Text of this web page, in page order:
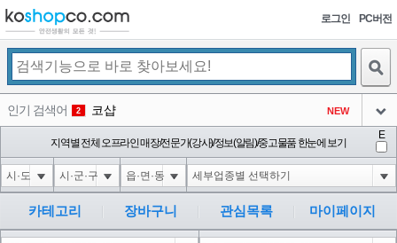
로그인 PC버전
인기 검색어 2 코샵 NEW
3 익스
아이콘
4 미끄럼방지
아이콘
5 대성설렁탕
아이콘
-16
6 1-1 waitfor delay '0:0:15' -- 0
지역별 전체 오프라인 매장/전문가(강사)/정보(알림)/중고물품 한눈에 보기
E
카테고리 장바구니 관심목록 마이페이지